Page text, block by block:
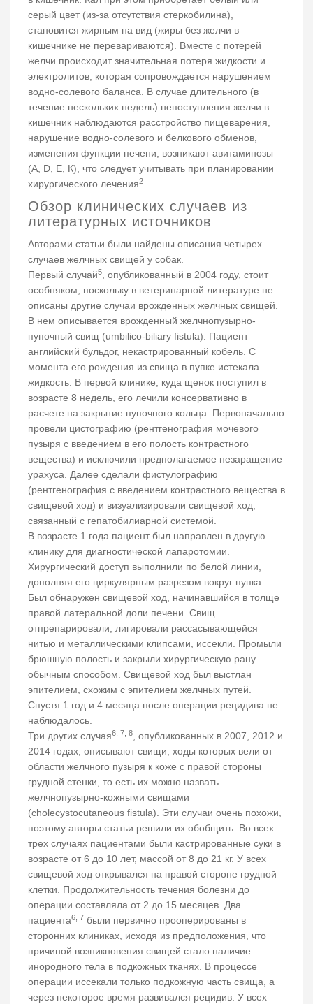
серый цвет (из-за отсутствия стеркобилина),
становится жирным на вид (жиры без желчи в
кишечнике не перевариваются). Вместе с потерей
желчи происходит значительная потеря жидкости и
электролитов, которая сопровождается нарушением
водно-солевого баланса. В случае длительного (в
течение нескольких недель) непоступления желчи в
кишечник наблюдаются расстройство пищеварения,
нарушение водно-солевого и белкового обменов,
изменения функции печени, возникают авитаминозы
(A, D, Е, К), что следует учитывать при планировании
хирургического лечения2.
Обзор клинических случаев из
литературных источников
Авторами статьи были найдены описания четырех
случаев желчных свищей у собак.
Первый случай5, опубликованный в 2004 году, стоит
особняком, поскольку в ветеринарной литературе не
описаны другие случаи врожденных желчных свищей.
В нем описывается врожденный желчнопузырно-
пупочный свищ (umbilico-biliary fistula). Пациент –
английский бульдог, некастрированный кобель. С
момента его рождения из свища в пупке истекала
жидкость. В первой клинике, куда щенок поступил в
возрасте 8 недель, его лечили консервативно в
расчете на закрытие пупочного кольца. Первоначально
провели цистографию (рентгенография мочевого
пузыря с введением в его полость контрастного
вещества) и исключили предполагаемое незаращение
урахуса. Далее сделали фистулографию
(рентгенография с введением контрастного вещества в
свищевой ход) и визуализировали свищевой ход,
связанный с гепатобилиарной системой.
В возрасте 1 года пациент был направлен в другую
клинику для диагностической лапаротомии.
Хирургический доступ выполнили по белой линии,
дополняя его циркулярным разрезом вокруг пупка.
Был обнаружен свищевой ход, начинавшийся в толще
правой латеральной доли печени. Свищ
отпрепарировали, лигировали рассасывающейся
нитью и металлическими клипсами, иссекли. Промыли
брюшную полость и закрыли хирургическую рану
обычным способом. Свищевой ход был выстлан
эпителием, схожим с эпителием желчных путей.
Спустя 1 год и 4 месяца после операции рецидива не
наблюдалось.
Три других случая6, 7, 8, опубликованных в 2007, 2012 и
2014 годах, описывают свищи, ходы которых вели от
области желчного пузыря к коже с правой стороны
грудной стенки, то есть их можно назвать
желчнопузырно-кожными свищами
(cholecystocutaneous fistula). Эти случаи очень похожи,
поэтому авторы статьи решили их обобщить. Во всех
трех случаях пациентами были кастрированные суки в
возрасте от 6 до 10 лет, массой от 8 до 21 кг. У всех
свищевой ход открывался на правой стороне грудной
клетки. Продолжительность течения болезни до
операции составляла от 2 до 15 месяцев. Два
пациента6, 7 были первично прооперированы в
сторонних клиниках, исходя из предположения, что
причиной возникновения свищей стало наличие
инородного тела в подкожных тканях. В процессе
операции иссекали только подкожную часть свища, а
через некоторое время развивался рецидив. У всех